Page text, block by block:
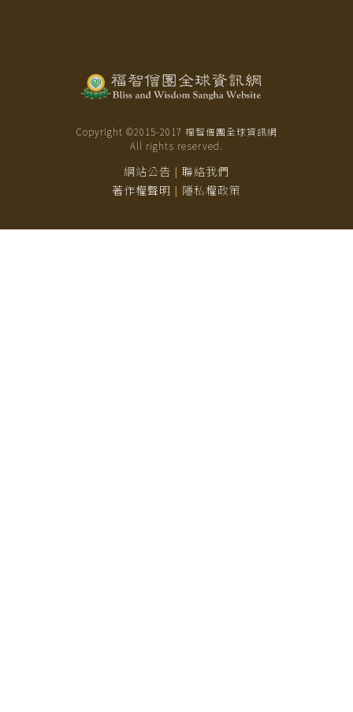
Copyright ©2015-2017 福智僧團全球資訊網
All rights reserved.
網站公告 | 聯絡我們
著作權聲明 | 隱私權政策